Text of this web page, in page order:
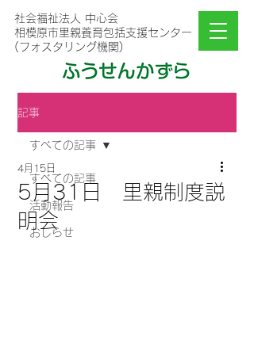
社会福祉法人 中心会
相模原市里親養育包括支援センター
(フォスタリング機関)
記事
すべての記事
活動報告
おしらせ
すべての記事
5月31日 里親制度説
明会
4月15日